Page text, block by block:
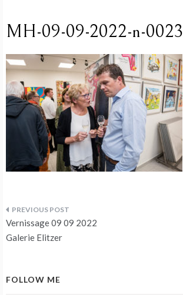
MH-09-09-2022-n-0023
Beitragsnavigation
Vernissage 09 09 2022
Galerie Elitzer
FOLLOW ME